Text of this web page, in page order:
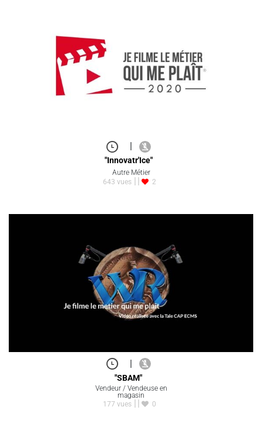
|
"Innovatr'Ice"
Autre Métier
643 vues
2
|
"SBAM"
Vendeur / Vendeuse en
magasin
177 vues
0